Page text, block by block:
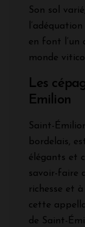
Son sol
en font l’un
monde
Les
Emilion
Saint-
bordelais,
élégants et
savoir-faire
richesse et
cette
de Saint-